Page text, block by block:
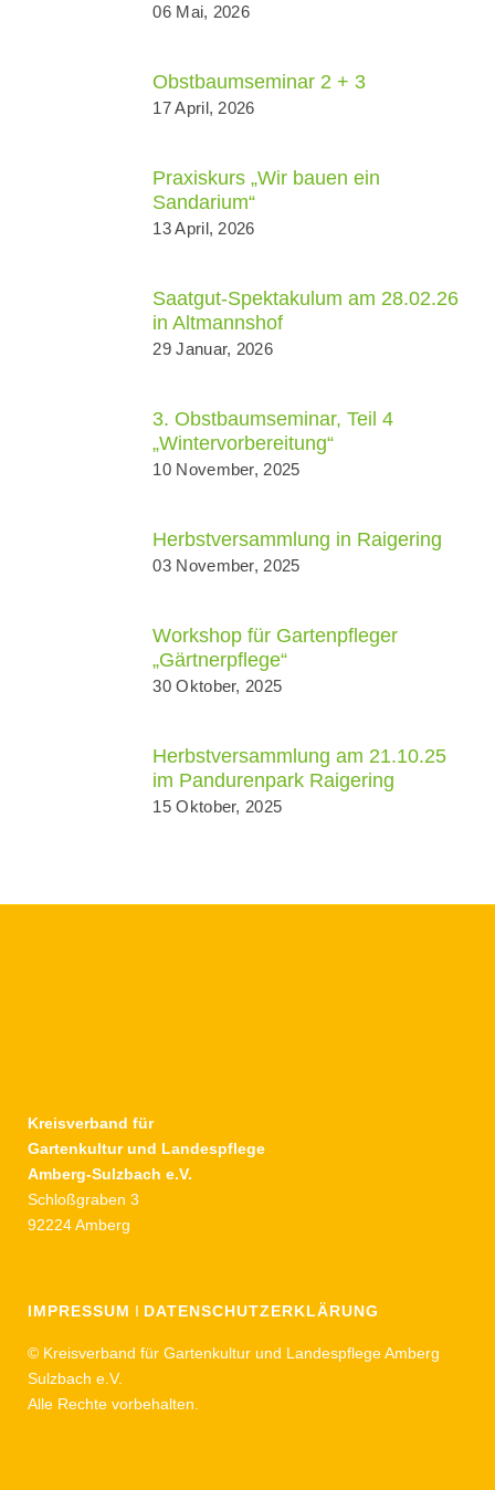
06 Mai, 2026
Obstbaumseminar 2 + 3
17 April, 2026
Praxiskurs „Wir bauen ein
Sandarium“
13 April, 2026
Saatgut-Spektakulum am 28.02.26
in Altmannshof
29 Januar, 2026
3. Obstbaumseminar, Teil 4
„Wintervorbereitung“
10 November, 2025
Herbstversammlung in Raigering
03 November, 2025
Workshop für Gartenpfleger
„Gärtnerpflege“
30 Oktober, 2025
Herbstversammlung am 21.10.25
im Pandurenpark Raigering
15 Oktober, 2025
Kreisverband für
Gartenkultur und Landespflege
Amberg-Sulzbach e.V.
Schloßgraben 3
92224 Amberg
IMPRESSUM I DATENSCHUTZERKLÄRUNG
© Kreisverband für Gartenkultur und Landespflege Amberg
Sulzbach e.V.
Alle Rechte vorbehalten.